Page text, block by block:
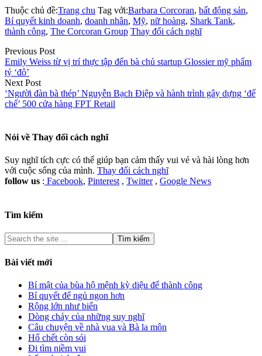
Thuộc chủ đề:Trang chu Tag với:Barbara Corcoran, bất động sản,
Bí quyết kinh doanh, doanh nhân, Mỹ, nữ hoàng, Shark Tank,
thành công, The Corcoran Group Thay đổi cách nghĩ
Previous Post
Emily Weiss từ vị trí thực tập đến bà chủ startup Glossier mỹ phẩm
tỷ ‘đô’
Next Post
‘Người đàn bà thép’ Nguyễn Bạch Điệp và hành trình gây dựng ‘đế
chế’ 500 cửa hàng FPT Retail
Nói về Thay đổi cách nghĩ
Suy nghĩ tích cực có thể giúp bạn cảm thấy vui vẻ và hài lòng hơn
với cuộc sống của mình. Thay đổi cách nghĩ
follow us : Facebook, Pinterest , Twitter, Google News
Tìm kiếm
Bài viết mới
Bí mật của bùa hộ mệnh kỳ diệu để thành công
Bí quyết để ngủ ngon hơn
Rộng lớn như biển
Dòng chảy của những suy nghĩ
Câu chuyện về nhà vua và Bà la môn
Hổ chết còn sói
Đi tìm niềm vui